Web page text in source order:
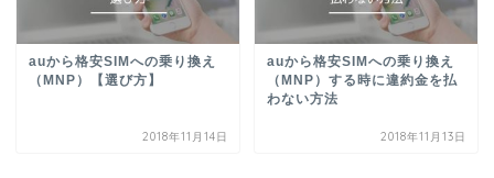
auから格安SIMへの乗り換え
（MNP）【選び方】
2018年11月14日
auから格安SIMへの乗り換え
（MNP）する時に違約金を払
わない方法
2018年11月13日